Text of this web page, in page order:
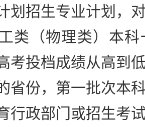
划招生专业计划，
类（物理类）本
考投档成绩从高到
省份，第一批次本
行政部门或招生考